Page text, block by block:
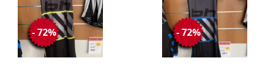
- 72% - 72%